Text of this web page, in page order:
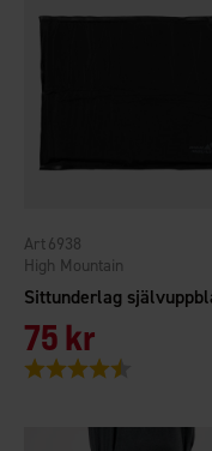
High Mountain
6938
75 kr
Betyg: